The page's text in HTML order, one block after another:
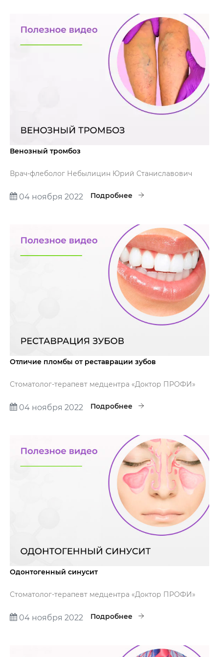
Венозный тромбоз
Врач-флеболог Небылицин Юрий Станиславович
как его лечить.
04 ноября 2022 Подробнее
Отличие пломбы от реставрации зубов
Стоматолог-терапевт медцентра «Доктор ПРОФИ»
отличается пломбирование от реставрации зубов.
04 ноября 2022 Подробнее
Одонтогенный синусит
Стоматолог-терапевт медцентра «Доктор ПРОФИ»
одонтогенный синусит – воспаление оболочки
04 ноября 2022 Подробнее